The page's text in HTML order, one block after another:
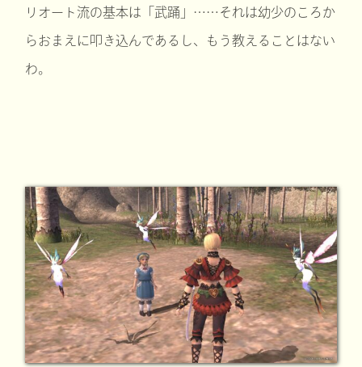
リオート流の基本は「武踊」……それは幼少のころか
らおまえに叩き込んであるし、もう教えることはない
わ。